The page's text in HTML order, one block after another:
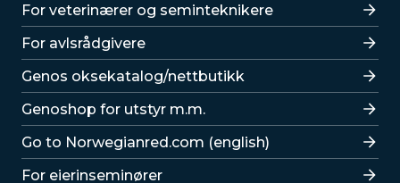
For veterinærer og seminteknikere
For avlsrådgivere
Lenker
Genos oksekatalog/nettbutikk
Genoshop for utstyr m.m.
Go to Norwegianred.com (english)
For eierinseminører